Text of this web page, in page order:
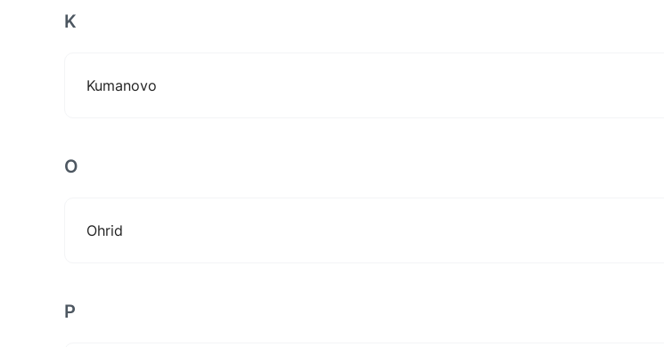
K
Kumanovo
O
Ohrid
P